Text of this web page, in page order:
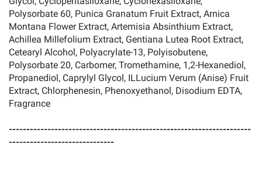
Polysorbate 60, Punica Granatum Fruit Extract, Arnica
Montana Flower Extract, Artemisia Absinthium Extract,
Achillea Millefolium Extract, Gentiana Lutea Root Extract,
Cetearyl Alcohol, Polyacrylate-13, Polyisobutene,
Polysorbate 20, Carbomer, Tromethamine, 1,2-Hexanediol,
Propanediol, Caprylyl Glycol, ILLucium Verum (Anise) Fruit
Extract, Chlorphenesin, Phenoxyethanol, Disodium EDTA,
Fragrance
---------------------------------------------------------------------
------------------------------